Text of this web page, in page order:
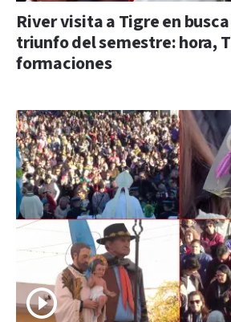
River visita a Tigre en
triunfo del semestre: hora,
formaciones